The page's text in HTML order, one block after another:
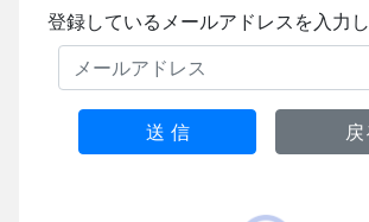
登録しているメールアドレスを入力し
送 信 戻